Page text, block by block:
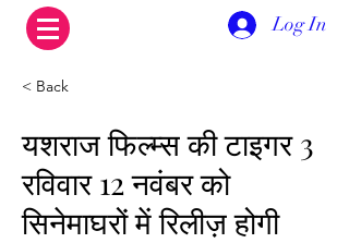
Log In
< Back
यशराज फिल्म्स की टाइगर 3
रविवार 12 नवंबर को
सिनेमाघरों में रिलीज़ होगी